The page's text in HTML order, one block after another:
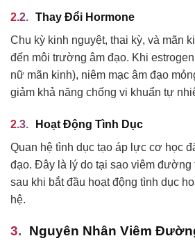
Thay Đổi Hormone
Chu kỳ kinh nguyệt, thai kỳ, và mãn
đến môi trường âm đạo. Khi
nữ mãn kinh), niêm mạc âm đạo
giảm khả năng chống vi khuẩn tự
Hoạt Động Tình Dục
Quan hệ tình dục tạo áp lực cơ học
đạo. Đây là lý do tại sao viêm
sau khi bắt đầu hoạt động tình dục
hệ.
Nguyên Nhân Viêm